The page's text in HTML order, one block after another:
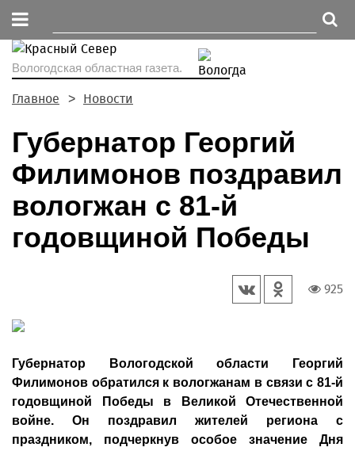
Вологодская областная газета.
Главное Новости
Губернатор Георгий
Филимонов поздравил
вологжан с 81-й
годовщиной Победы
925
Губернатор Вологодской области Георгий
Филимонов обратился к вологжанам в связи с 81-й
годовщиной Победы в Великой Отечественной
войне. Он поздравил жителей региона с
праздником, подчеркнув особое значение Дня